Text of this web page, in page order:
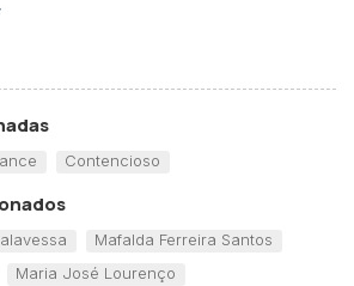
Contencioso
Mafalda Ferreira Santos
Maria José Lourenço